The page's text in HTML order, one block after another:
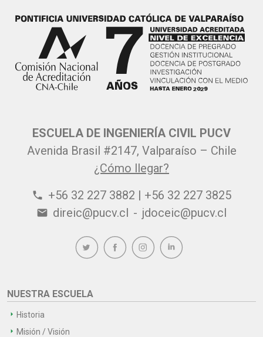
ESCUELA DE INGENIERÍA CIVIL PUCV
Avenida Brasil #2147, Valparaíso – Chile
¿Cómo llegar?
phone +56 32 227 3882 | +56 32 227 3825
email direic@pucv.cl - jdoceic@pucv.cl
NUESTRA ESCUELA
Historia
Misión / Visión